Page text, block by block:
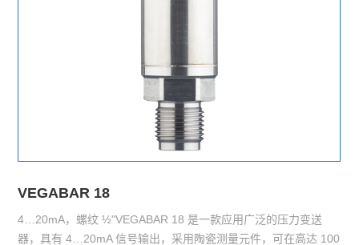
VEGABAR 18
4…20mA，螺纹 ½"VEGABAR 18 是一款应用广泛的压力变送
器，具有 4…20mA 信号输出，采用陶瓷测量元件，可在高达 100